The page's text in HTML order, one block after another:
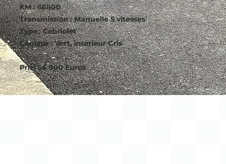
KM : 66800
Transmission : Manuelle 5 vitesses
Type : Cabriolet
Couleur : Vert, intérieur Gris
Prix: 54 900 Euros